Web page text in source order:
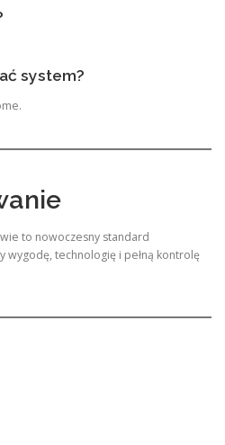
system?
to nowoczesny standard
wygodę, technologię i pełną kontrolę